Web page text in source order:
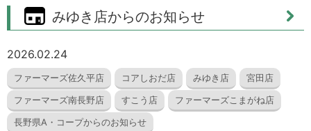
みゆき店からのお知らせ
2026.02.24
ファーマーズ佐久平店 コアしおだ店 みゆき店
宮田店
ファーマーズ南長野店
すこう店
ファーマーズこまがね店
長野県A・コープからのお知らせ